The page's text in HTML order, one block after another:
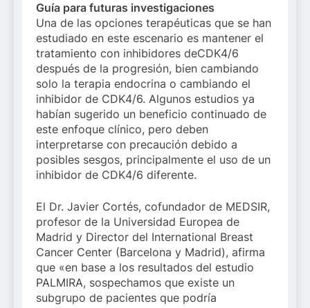
Guía para futuras investigaciones
Una de las opciones terapéuticas que se han
estudiado en este escenario es mantener el
tratamiento con inhibidores deCDK4/6
después de la progresión, bien cambiando
solo la terapia endocrina o cambiando el
inhibidor de CDK4/6. Algunos estudios ya
habían sugerido un beneficio continuado de
este enfoque clínico, pero deben
interpretarse con precaución debido a
posibles sesgos, principalmente el uso de un
inhibidor de CDK4/6 diferente.
El Dr. Javier Cortés, cofundador de MEDSIR,
profesor de la Universidad Europea de
Madrid y Director del International Breast
Cancer Center (Barcelona y Madrid), afirma
que «en base a los resultados del estudio
PALMIRA, sospechamos que existe un
subgrupo de pacientes que podría